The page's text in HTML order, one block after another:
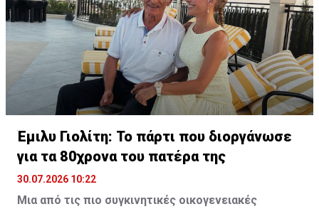
υποστεί ζημιές.
Έμιλυ Γιολίτη: Το πάρτι που διοργάνωσε
για τα 80χρονα του πατέρα της
30.07.2026 10:22
Μια από τις πιο συγκινητικές οικογενειακές